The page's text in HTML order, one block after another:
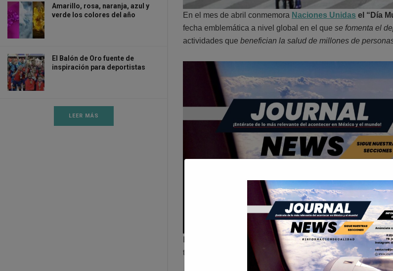
Amarillo, rosa, naranja, azul y
verde los colores del año
El Balón de Oro fuente de
inspiración para deportistas
LEER MÁS
En el mes de abril conmemora Naciones Unidas el “Día
fecha emblemática a nivel global en el que se fomenta el
actividades que benefician la salud de millones de
se ha convertido hoy en día en una de las
tiene para la sociedad.